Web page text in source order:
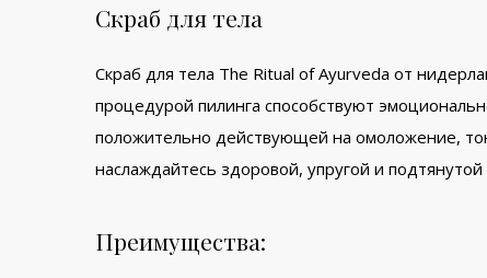
Скраб для тела
Скраб для тела The Ritual of Ayurveda от
процедурой пилинга способствуют
положительно действующей на омоложение,
наслаждайтесь здоровой, упругой и
Преимущества: